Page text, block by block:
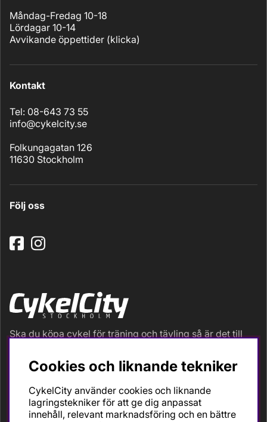
Måndag-Fredag 10-18
Lördagar 10-14
Avvikande öppettider (klicka)
Kontakt
Tel: 08-643 73 55
info@cykelcity.se
Folkungagatan 126
11630 Stockholm
Följ oss
Ska du köpa cykel för träning och tävling så är det till
Vi är en mycket personlig cykelaffär med hög
servicegrad och alla vi som jobbar är inbitna cyklister
och dess produkter. Gör din bästa cykelaffär på
CykelCity!
Cookies och liknande tekniker
CykelCity använder cookies och liknande
lagringstekniker för att ge dig anpassat
innehåll, relevant marknadsföring och en bättre